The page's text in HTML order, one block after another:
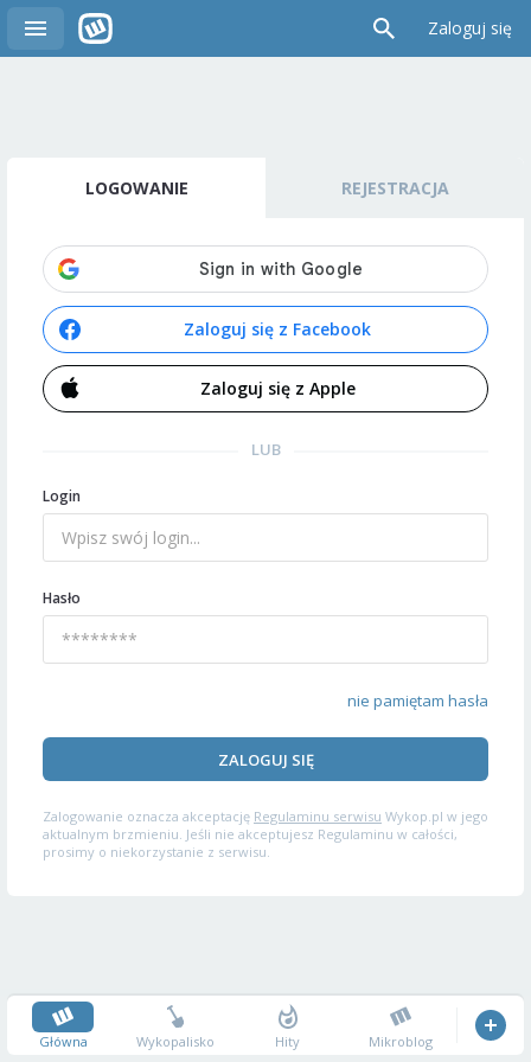
Zaloguj się
LOGOWANIE REJESTRACJA
Zaloguj się z Facebook
Zaloguj się z Apple
LUB
Login
Hasło
nie pamiętam hasła
ZALOGUJ SIĘ
Zalogowanie oznacza akceptację Regulaminu serwisu Wykop.pl w jego
aktualnym brzmieniu. Jeśli nie akceptujesz Regulaminu w całości,
prosimy o niekorzystanie z serwisu.
Główna Wykopalisko Hity Mikroblog